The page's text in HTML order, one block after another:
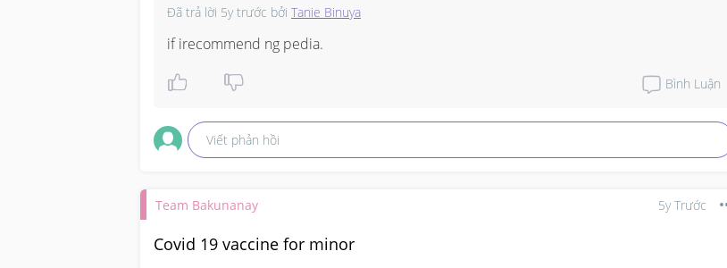
Đã trả lời 5y trước bởi Tanie Binuya
if irecommend ng pedia.
Bình Luận
Viết phản hồi
Team Bakunanay 5y Trước
Covid 19 vaccine for minor